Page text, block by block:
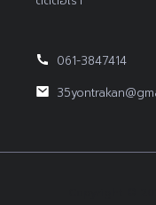
061-3847414